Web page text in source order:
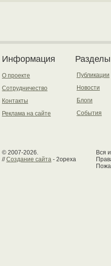
Информация
О проекте
Сотрудничество
Контакты
Реклама на сайте
Разделы
Публикации
Новости
Блоги
События
© 2007-2026.
//Создание сайта - 2opexa
Вся